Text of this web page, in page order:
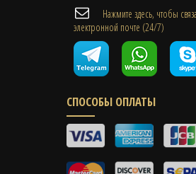
Нажмите здесь, чтобы
электронной почте (24/7)
СПОСОБЫ ОПЛАТЫ